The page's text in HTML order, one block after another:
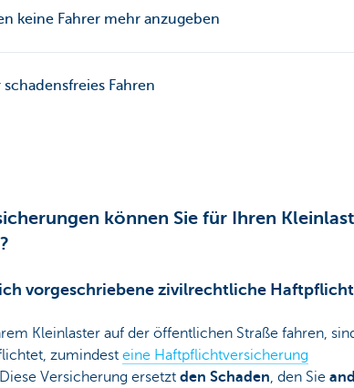
keine Fahrer mehr anzugeben
Fahren
können Sie für Ihren
vorgeschriebene zivilrechtliche Haftpflicht
Kleinlaster auf der öffentlichen Straße fahren,
zumindest eine Haftpflichtversicherung
Versicherung ersetzt den Schaden, den Sie